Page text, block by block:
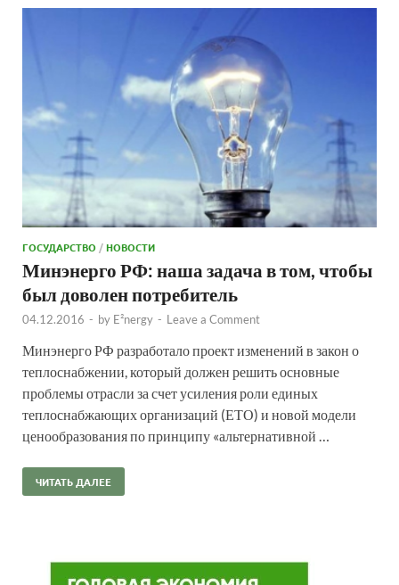
ГОСУДАРСТВО /НОВОСТИ
Минэнерго РФ: наша задача в том, чтобы
был доволен потребитель
04.12.2016 - by E²nergy - Leave a Comment
Минэнерго РФ разработало проект изменений в закон о
теплоснабжении, который должен решить основные
проблемы отрасли за счет усиления роли единых
теплоснабжающих организаций (ЕТО) и новой модели
ценообразования по принципу «альтернативной …
ЧИТАТЬ ДАЛЕЕ